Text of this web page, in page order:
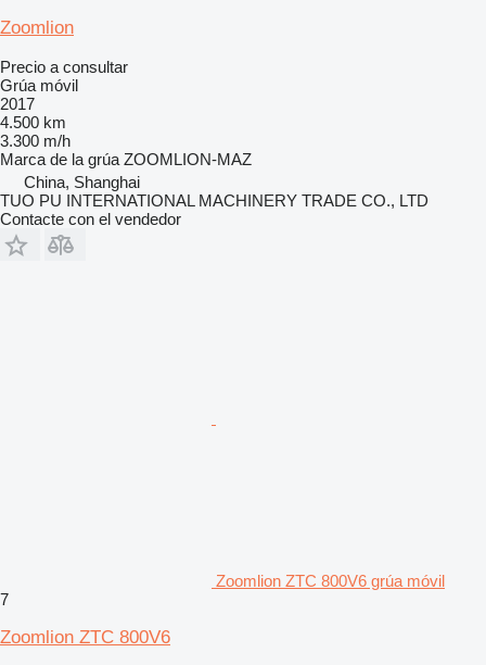
Zoomlion
Precio a consultar
Grúa móvil
2017
4.500 km
3.300 m/h
Marca de la grúa ZOOMLION-MAZ
China, Shanghai
TUO PU INTERNATIONAL MACHINERY TRADE CO., LTD
Contacte con el vendedor
Zoomlion ZTC 800V6 grúa móvil
7
Zoomlion ZTC 800V6